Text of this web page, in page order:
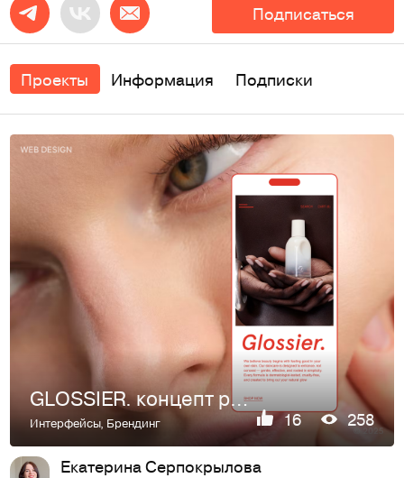
Подписаться
Проекты Информация Подписки
GLOSSIER. концепт редизайна для ондайн-магазина косметики
Интерфейсы, Брендинг 16 258
Екатерина Серпокрылова